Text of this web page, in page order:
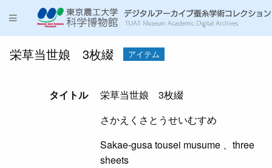
栄草当世娘 3枚綴 アイテム
タイトル
栄草当世娘 3枚綴
さかえくさとうせいむすめ
Sakae-gusa tousei musume 、three
sheets